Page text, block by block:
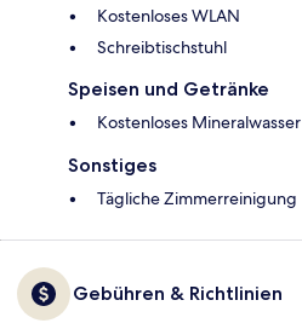
Kostenloses WLAN
Schreibtischstuhl
Speisen und Getränke
Kostenloses Mineralwasser
Sonstiges
Tägliche Zimmerreinigung
Gebühren & Richtlinien